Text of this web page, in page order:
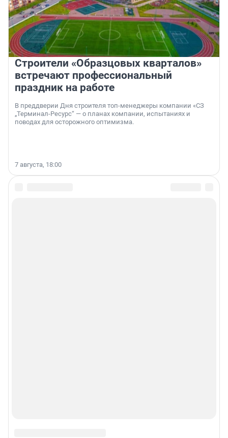
Строители «Образцовых кварталов»
встречают профессиональный
праздник на работе
В преддверии Дня строителя топ-менеджеры компании «СЗ
„Терминал-Ресурс“ — о планах компании, испытаниях и
поводах для осторожного оптимизма.
7 августа, 18:00